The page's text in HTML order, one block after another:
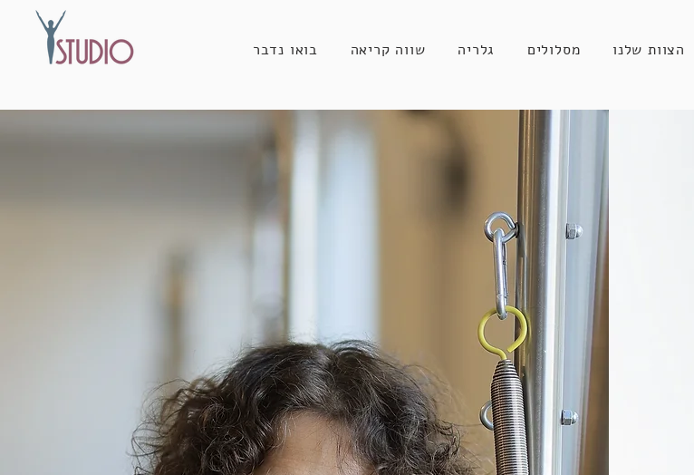
הצוות שלנו מסלולים גלריה שווה קריאה בואו נדבר